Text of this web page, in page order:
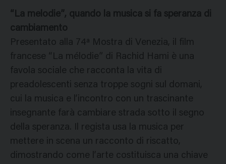
“La melodie”, quando la musica si fa speranza di
cambiamento
Presentato alla 74ª Mostra di Venezia, il film
francese “La mélodie” di Rachid Hami è una
favola sociale che racconta la vita di
preadolescenti senza troppe sogni sul domani,
cui la musica e l’incontro con un trascinante
insegnante farà cambiare strada sotto il segno
della speranza. Il regista usa la musica per
mettere in scena un racconto di riscatto,
dimostrando come l’arte costituisca una chiave